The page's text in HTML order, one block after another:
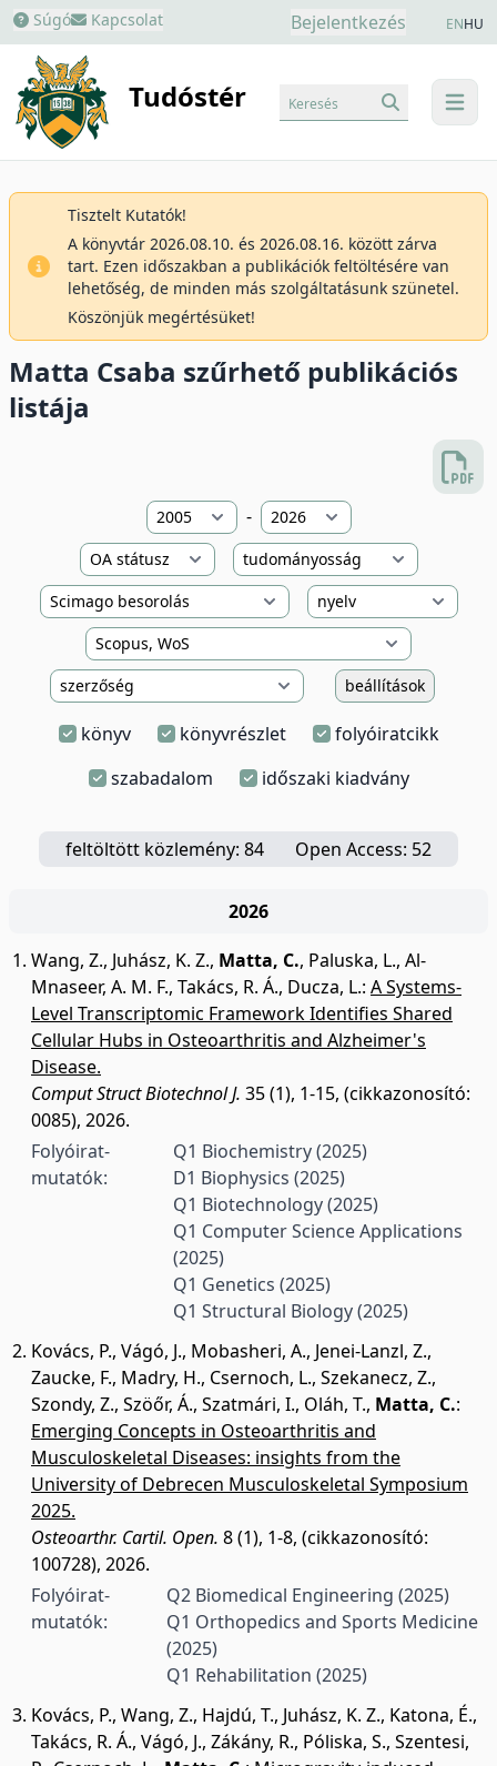
Súgó Kapcsolat Bejelentkezés ENHU
Tudóstér menu
Keresés
Tisztelt Kutatók!
A könyvtár 2026.08.10. és 2026.08.16. között zárva
tart. Ezen időszakban a publikációk feltöltésére van
lehetőség, de minden más szolgáltatásunk szünetel.
Köszönjük megértésüket!
Matta Csaba szűrhető publikációs
listája
-
beállítások
könyv könyvrészlet
folyóiratcikk
szabadalom
időszaki kiadvány
feltöltött közlemény: 84 Open Access: 52
2026
Wang, Z., Juhász, K. Z., Matta, C., Paluska, L., Al-
Mnaseer, A. M. F., Takács, R. Á., Ducza, L.: A Systems-
Level Transcriptomic Framework Identifies Shared
Cellular Hubs in Osteoarthritis and Alzheimer's
Disease.
Comput Struct Biotechnol J. 35 (1), 1-15, (cikkazonosító:
0085), 2026.
Folyóirat-
mutatók:
Q1 Biochemistry(2025)
D1 Biophysics (2025)
Q1 Biotechnology(2025)
Q1 Computer Science Applications
(2025)
Q1 Genetics (2025)
Q1 Structural Biology(2025)
Kovács, P., Vágó, J., Mobasheri, A., Jenei-Lanzl, Z.,
Zaucke, F., Madry, H., Csernoch, L., Szekanecz, Z.,
Szondy, Z., Szöőr, Á., Szatmári, I., Oláh, T., Matta, C.:
Emerging Concepts in Osteoarthritis and
Musculoskeletal Diseases: insights from the
University of Debrecen Musculoskeletal Symposium
2025.
Osteoarthr. Cartil. Open. 8 (1), 1-8, (cikkazonosító:
100728), 2026.
Folyóirat-
mutatók:
Q2 Biomedical Engineering(2025)
Q1 Orthopedics and Sports Medicine
(2025)
Q1 Rehabilitation(2025)
Kovács, P., Wang, Z., Hajdú, T., Juhász, K. Z., Katona, É.,
Takács, R. Á., Vágó, J., Zákány, R., Póliska, S., Szentesi,